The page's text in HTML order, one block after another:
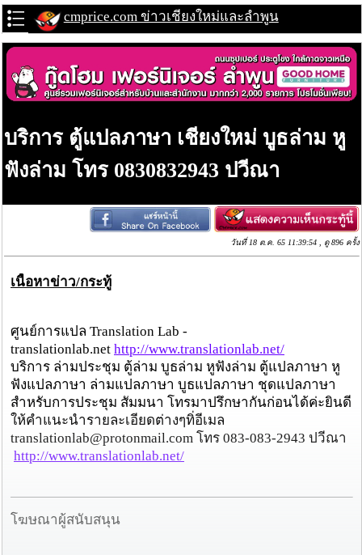
cmprice.com ข่าวเชียงใหม่และลำพูน
บริการ ตู้แปลภาษา เชียงใหม่ บูธล่าม หู
ฟังล่าม โทร 0830832943 ปวีณา
วันที่ 18 ต.ค. 65 11:39:54 , ดู 896 ครั้ง
เนื้อหาข่าว/กระทู้
ศูนย์การแปล Translation Lab -
translationlab.net http://www.translationlab.net/
บริการ ล่ามประชุม ตู้ล่าม บูธล่าม หูฟังล่าม ตู้แปลภาษา หู
ฟังแปลภาษา ล่ามแปลภาษา บูธแปลภาษา ชุดแปลภาษา
สำหรับการประชุม สัมมนา โทรมาปรึกษากันก่อนได้ค่ะยินดี
ให้คำแนะนำรายละเอียดต่างๆทิ่อีเมล
translationlab@protonmail.com โทร 083-083-2943 ปวีณา
http://www.translationlab.net/
โฆษณาผู้สนับสนุน